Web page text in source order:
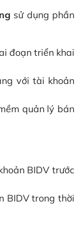
sử dụng phần
đoạn triển khai
với tài khoản
quản lý bán
BIDV trước
BIDV trong thời